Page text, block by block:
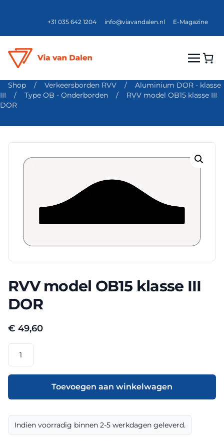
+31 035 642 1204 info@viavandalen.nl E-Magazine
Shop / Verkeersborden RVV /
Aluminium DOR - klasse
III
/ Type OB - Onderborden /
RVV model OB15 klasse III
DOR
RVV model OB15 klasse III
DOR
€ 49,60
OB15
III
aantal
Toevoegen aan winkelwagen
Indien voorradig binnen 2-5 werkdagen geleverd.